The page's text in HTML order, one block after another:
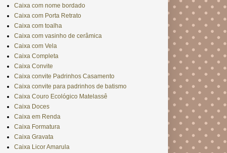
Caixa com nome bordado
Caixa com Porta Retrato
Caixa com toalha
Caixa com vasinho de cerâmica
Caixa com Vela
Caixa Completa
Caixa Convite
Caixa convite Padrinhos Casamento
Caixa convite para padrinhos de batismo
Caixa Couro Ecológico Matelassê
Caixa Doces
Caixa em Renda
Caixa Formatura
Caixa Gravata
Caixa Licor Amarula